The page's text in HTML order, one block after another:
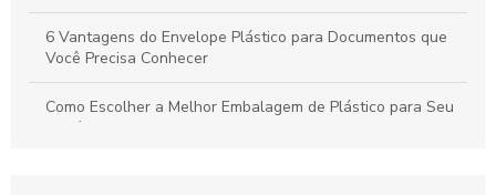
6 Vantagens do Envelope Plástico para Documentos que
Você Precisa Conhecer
Como Escolher a Melhor Embalagem de Plástico para Seu
Negócio